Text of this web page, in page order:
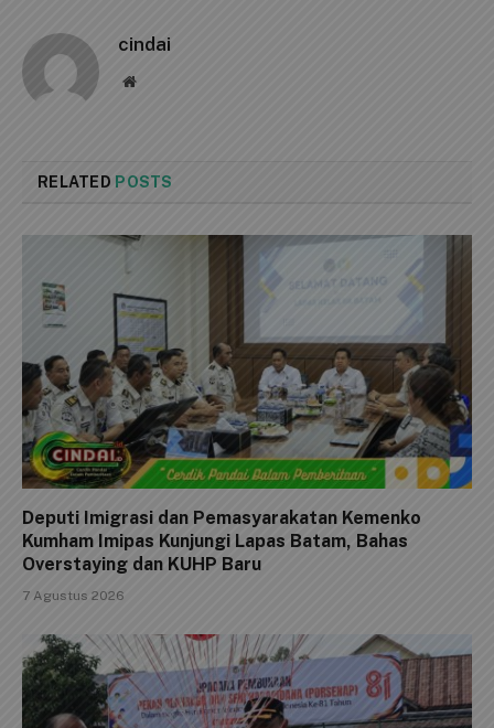
cindai
Website
RELATED POSTS
Deputi Imigrasi dan Pemasyarakatan Kemenko
Kumham Imipas Kunjungi Lapas Batam, Bahas
Overstaying dan KUHP Baru
7 Agustus 2026